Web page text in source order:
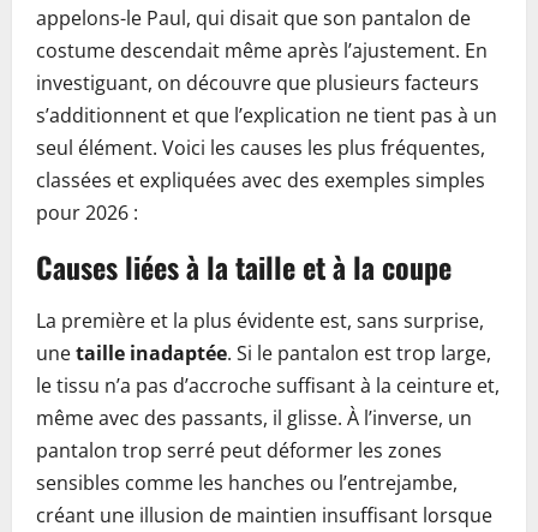
appelons-le Paul, qui disait que son pantalon de
costume descendait même après l’ajustement. En
investiguant, on découvre que plusieurs facteurs
s’additionnent et que l’explication ne tient pas à un
seul élément. Voici les causes les plus fréquentes,
classées et expliquées avec des exemples simples
pour 2026 :
Causes liées à la taille et à la coupe
La première et la plus évidente est, sans surprise,
unetaille inadaptée. Si le pantalon est trop large,
le tissu n’a pas d’accroche suffisant à la ceinture et,
même avec des passants, il glisse. À l’inverse, un
pantalon trop serré peut déformer les zones
sensibles comme les hanches ou l’entrejambe,
créant une illusion de maintien insuffisant lorsque